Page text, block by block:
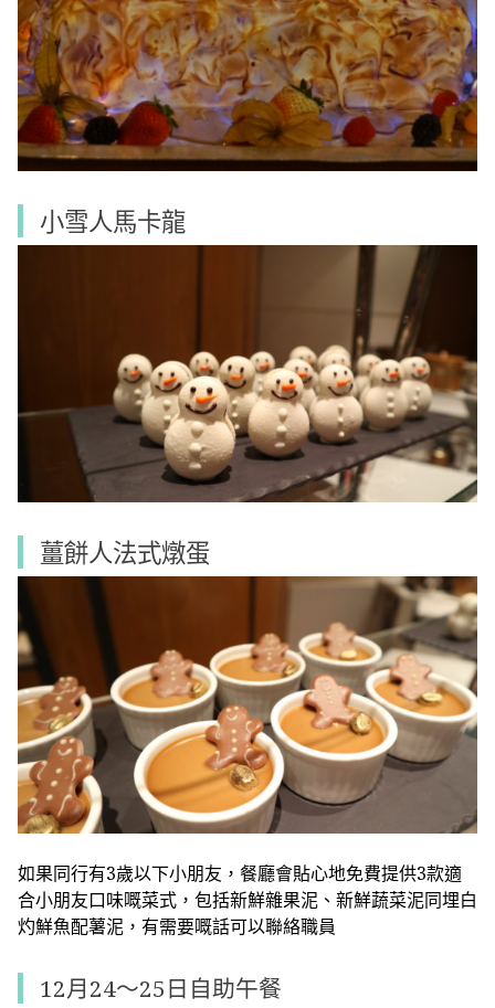
小雪人馬卡龍
薑餅人法式燉蛋
如果同行有3歲以下小朋友，餐廳會貼心地免費提供3款適
合小朋友口味嘅菜式，包括新鮮雜果泥、新鮮蔬菜泥同埋白
灼鮮魚配薯泥，有需要嘅話可以聯絡職員
12月24～25日自助午餐